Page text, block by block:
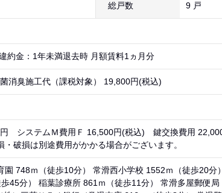
総戸数 9 戸
約金：1年未満退去時 月額賃料1ヵ月分
消臭施工代（課税対象） 19,800円(税込)
円 システムＭ費用Ｆ 16,500円(税込) 鍵交換費用
破損は別途費用がかかる場合がございます。
園 748ｍ（徒歩10分） 常滑西小学校 1552ｍ（徒歩20
45分） 稲葉診療所 861ｍ（徒歩11分） 常滑多屋郵便